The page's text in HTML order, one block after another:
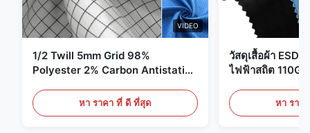
VIDEO
1/2 Twill 5mm Grid 98%
Polyester 2% Carbon Antistatic
หา ราคา ที่ ดี ที่สุด
วัสดุเสื้อผ้า ESD
ไฟฟ้าสถิต
หา ราค